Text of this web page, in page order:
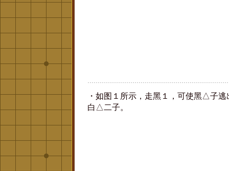
・如图１所示，走黑１，可使黑△子逃
白△二子。